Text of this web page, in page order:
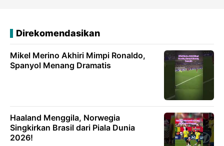
Direkomendasikan
Mikel Merino Akhiri Mimpi Ronaldo,
Spanyol Menang Dramatis
Haaland Menggila, Norwegia
Singkirkan Brasil dari Piala Dunia
2026!